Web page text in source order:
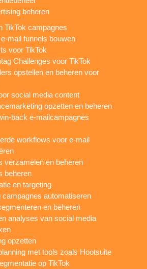
beheren
TikTok campagnes
mail funnels bouwen
voor TikTok
Challenges voor TikTok
opstellen en beheren voor
social media content
opzetten en beheren
back e-mailcampagnes
workflows voor e-mail
verzamelen en beheren
beheren
en targeting
campagnes automatiseren
en beheren
analyses van social media
opzetten
met tools zoals Hootsuite
op TikTok